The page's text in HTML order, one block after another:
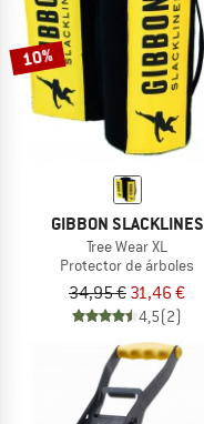
10%
GIBBON SLACKLINES
Tree Wear XL
Protector de árboles
34,95 € 31,46 €
4,5(2)